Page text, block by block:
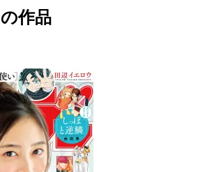
作品